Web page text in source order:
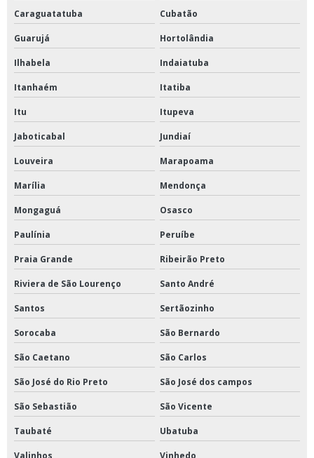
Reator fermentador
Stomacher de laboratório
Câmara de germinação
Banho para ductilímetro
Câmara de germinação tipo bod
Câmara de germinação tipo mangelsdorf
Reator fermentador comprar
Britador de mandíbula a venda
Centrifuga de petróleo comprar
Estufa a vácuo comprar
Incubadora shaker preço
Caraguatatuba Cubatão
Guarujá Hortolândia
Ilhabela Indaiatuba
Itanhaém Itatiba
Itu Itupeva
Jaboticabal Jundiaí
Louveira Marapoama
Marília Mendonça
Mongaguá Osasco
Paulínia Peruíbe
Praia Grande Ribeirão Preto
Riviera de São Lourenço Santo André
Santos Sertãozinho
Sorocaba São Bernardo
São Caetano São Carlos
São José do Rio Preto São José dos campos
São Sebastião São Vicente
Taubaté Ubatuba